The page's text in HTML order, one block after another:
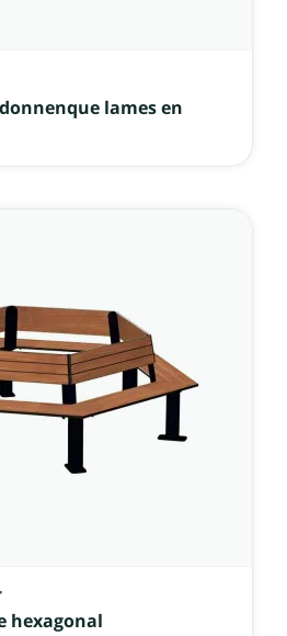
lames en
hexagonal